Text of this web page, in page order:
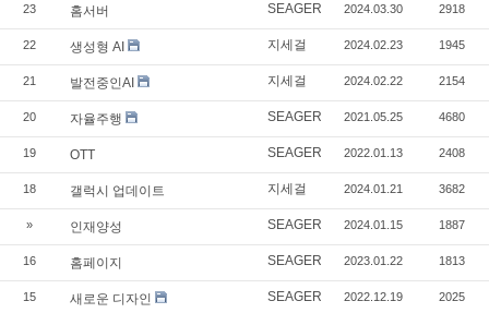
23 홈서버 SEAGER 2024.03.30 2918
22 생성형 AI 지세걸 2024.02.23 1945
21 발전중인AI 지세걸 2024.02.22 2154
20 자율주행 SEAGER 2021.05.25 4680
19 OTT SEAGER 2022.01.13 2408
18 갤럭시 업데이트 지세걸 2024.01.21 3682
» 인재양성 SEAGER 2024.01.15 1887
16 홈페이지 SEAGER 2023.01.22 1813
15 새로운 디자인 SEAGER 2022.12.19 2025